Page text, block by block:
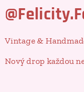
Vintage &
Nový drop každou